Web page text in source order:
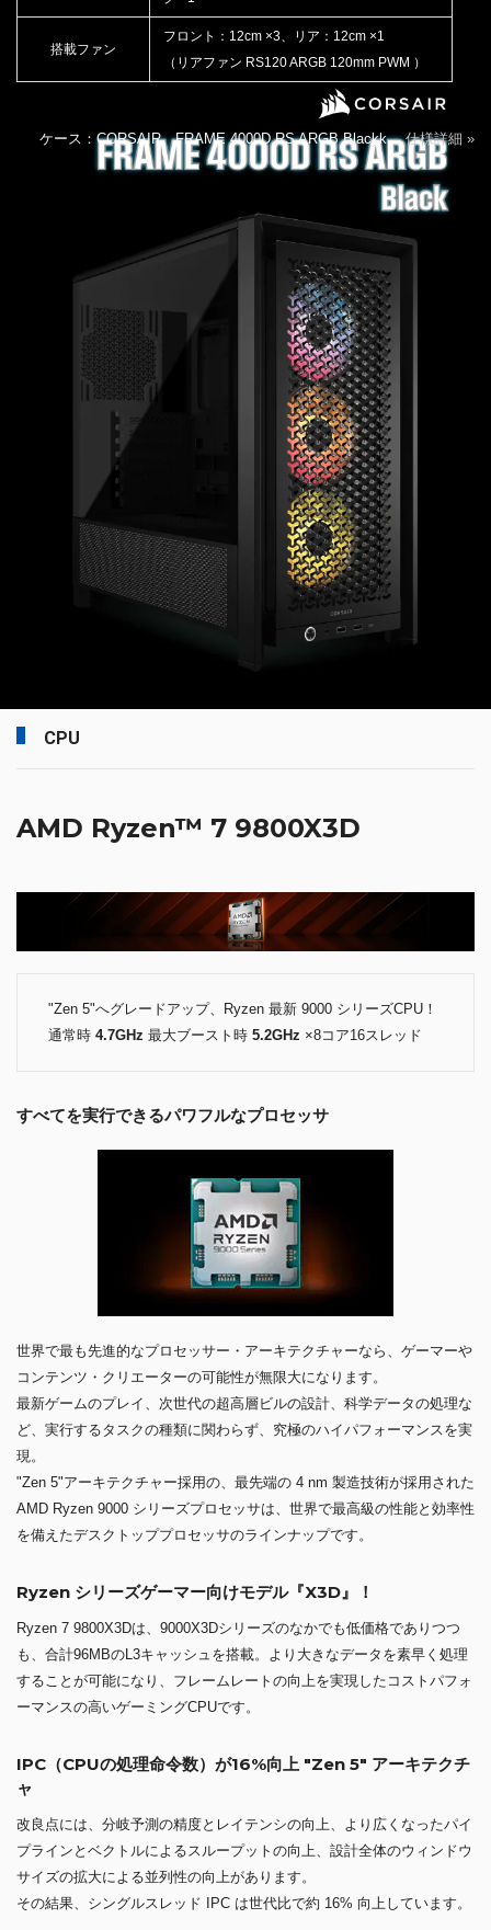
搭載ファン
フロント：12cm ×3、リア：12cm ×1
（リアファン RS120 ARGB 120mm PWM ）
ケース：CORSAIR FRAME 4000D RS ARGB Blackk仕様詳細 »
CPU
AMD Ryzen™ 7 9800X3D
"Zen 5"へグレードアップ、Ryzen 最新 9000 シリーズCPU！
通常時 4.7GHz 最大ブースト時 5.2GHz ×8コア16スレッド
すべてを実行できるパワフルなプロセッサ
世界で最も先進的なプロセッサー・アーキテクチャーなら、ゲーマーや
コンテンツ・クリエーターの可能性が無限大になります。
最新ゲームのプレイ、次世代の超高層ビルの設計、科学データの処理な
ど、実行するタスクの種類に関わらず、究極のハイパフォーマンスを実
現。
"Zen 5"アーキテクチャー採用の、最先端の 4 nm 製造技術が採用された
AMD Ryzen 9000 シリーズプロセッサは、世界で最高級の性能と効率性
を備えたデスクトッププロセッサのラインナップです。
Ryzen シリーズゲーマー向けモデル『X3D』！
Ryzen 7 9800X3Dは、9000X3Dシリーズのなかでも低価格でありつつ
も、合計96MBのL3キャッシュを搭載。より大きなデータを素早く処理
することが可能になり、フレームレートの向上を実現したコストパフォ
ーマンスの高いゲーミングCPUです。
IPC（CPUの処理命令数）が16%向上 "Zen 5" アーキテクチ
ャ
改良点には、分岐予測の精度とレイテンシの向上、より広くなったパイ
プラインとベクトルによるスループットの向上、設計全体のウィンドウ
サイズの拡大による並列性の向上があります。
その結果、シングルスレッド IPC は世代比で約 16% 向上しています。